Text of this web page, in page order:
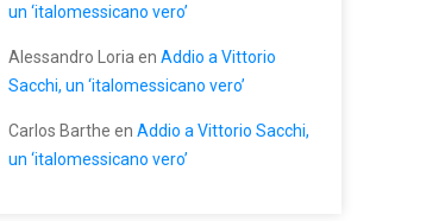
un ‘italomessicano vero’
Alessandro Loria en Addio a Vittorio
Sacchi, un ‘italomessicano vero’
Carlos Barthe en Addio a Vittorio Sacchi,
un ‘italomessicano vero’